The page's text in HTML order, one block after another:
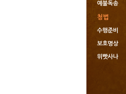
예불독송
청법
수행준비
보호명상
위빳사나